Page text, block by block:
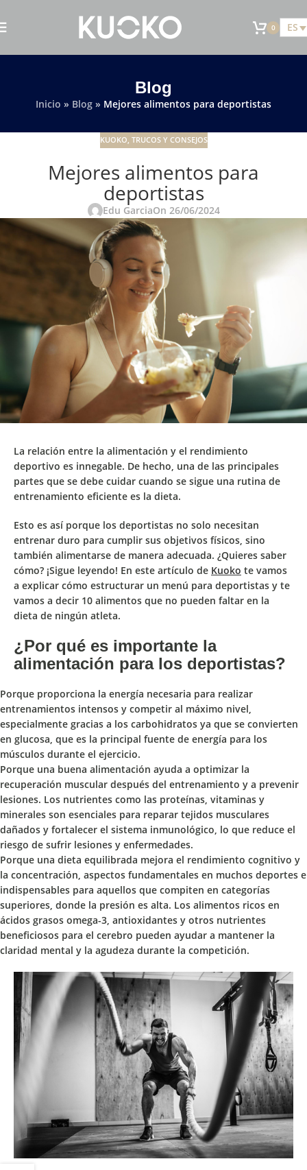
0 ES
Blog
Inicio » Blog » Mejores alimentos para deportistas
KUOKO, TRUCOS Y CONSEJOS
Mejores alimentos para
deportistas
Edu GarciaOn 26/06/2024
La relación entre la alimentación y el rendimiento
deportivo es innegable. De hecho, una de las principales
partes que se debe cuidar cuando se sigue una rutina de
entrenamiento eficiente es la dieta.
Esto es así porque los deportistas no solo necesitan
entrenar duro para cumplir sus objetivos físicos, sino
también alimentarse de manera adecuada. ¿Quieres saber
cómo? ¡Sigue leyendo! En este artículo de Kuoko te vamos
a explicar cómo estructurar un menú para deportistas y te
vamos a decir 10 alimentos que no pueden faltar en la
dieta de ningún atleta.
¿Por qué es importante la
alimentación para los deportistas?
Porque proporciona la energía necesaria para realizar
entrenamientos intensos y competir al máximo nivel,
especialmente gracias a los carbohidratos ya que se convierten
en glucosa, que es la principal fuente de energía para los
músculos durante el ejercicio.
Porque una buena alimentación ayuda a optimizar la
recuperación muscular después del entrenamiento y a prevenir
lesiones. Los nutrientes como las proteínas, vitaminas y
minerales son esenciales para reparar tejidos musculares
dañados y fortalecer el sistema inmunológico, lo que reduce el
riesgo de sufrir lesiones y enfermedades.
Porque una dieta equilibrada mejora el rendimiento cognitivo y
la concentración, aspectos fundamentales en muchos deportes e
indispensables para aquellos que compiten en categorías
superiores, donde la presión es alta. Los alimentos ricos en
ácidos grasos omega-3, antioxidantes y otros nutrientes
beneficiosos para el cerebro pueden ayudar a mantener la
claridad mental y la agudeza durante la competición.